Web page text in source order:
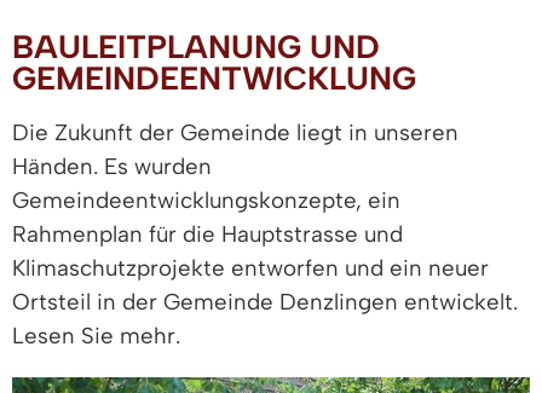
BAULEITPLANUNG UND
GEMEINDEENTWICKLUNG
Die Zukunft der Gemeinde liegt in unseren
Händen. Es wurden
Gemeindeentwicklungskonzepte, ein
Rahmenplan für die Hauptstrasse und
Klimaschutzprojekte entworfen und ein neuer
Ortsteil in der Gemeinde Denzlingen entwickelt.
Lesen Sie mehr.